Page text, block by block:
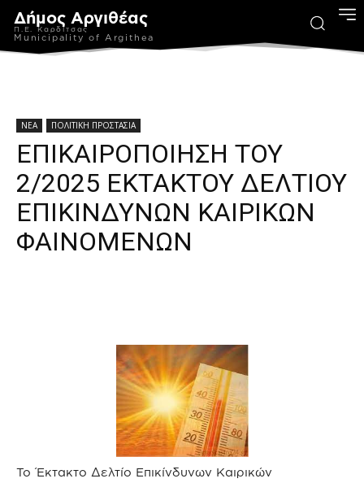
Δήμος Αργιθέας
Π.Ε. Καρδίτσας
Municipality of Argithea
ΝΕΑ ΠΟΛΙΤΙΚΗ ΠΡΟΣΤΑΣΙΑ
ΕΠΙΚΑΙΡΟΠΟΙΗΣΗ ΤΟΥ
2/2025 ΕΚΤΑΚΤΟΥ ΔΕΛΤΙΟΥ
ΕΠΙΚΙΝΔΥΝΩΝ ΚΑΙΡΙΚΩΝ
ΦΑΙΝΟΜΕΝΩΝ
Το Έκτακτο Δελτίο Επικίνδυνων Καιρικών